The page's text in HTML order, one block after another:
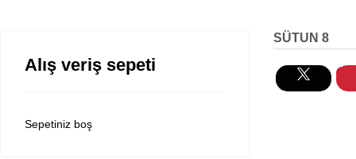
Alış veriş sepeti
Sepetiniz boş
SÜTUN 8